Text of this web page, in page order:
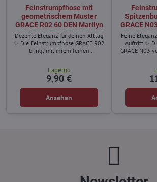
Feinstrumpfhose mit
geometrischem Muster
GRACE R02 60 DEN Marilyn
Dezente Eleganz für deinen Alltag
✨ Die Feinstrumpfhose GRACE R02
bringt mit ihrem feinen
modernen Look in dein Outfit. Sie
ist ideal für kühlere Tage und sorgt
für ein angenehmes Tragegefühl.
Lagernd
9,90 €
Ansehen
GRACE
Feine
Auftritt ✨ Die Feinstrumpfhose
GRACE N03
Look. Das
Muster wirkt